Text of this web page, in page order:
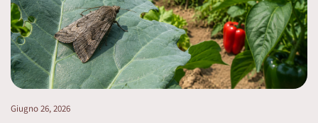
Giugno 26, 2026